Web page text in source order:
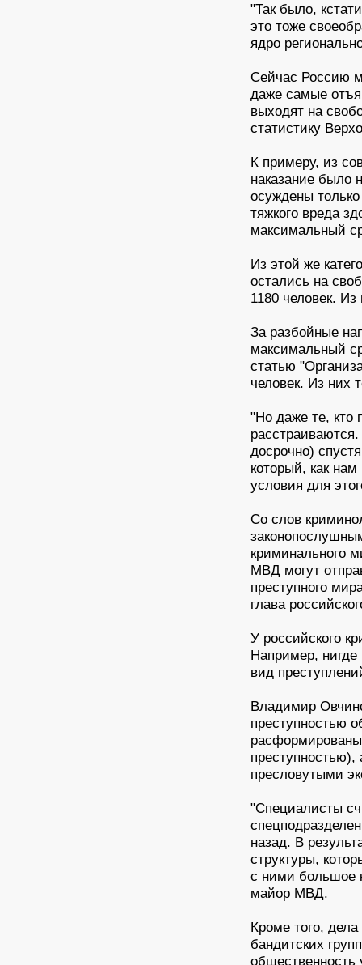
"Так было,
это тоже
ядро
Сейчас Россию
даже самые
выходят на
статистику
К примеру, из
наказание было
осуждены
тяжкого вреда
максимальный
Из этой же
остались на
1180 человек.
За разбойные
максимальный
статью
человек. Из них
"Но даже те, кто
досрочно)
который, как
условия для
Со слов
криминального
МВД могут
преступного
глава
У российского
Например, нигде
вид
Владимир
преступностью
пресловутыми
"Специалисты
назад. В
структуры,
с ними большое
майор МВД.
Кроме того,
бандитских
общественность